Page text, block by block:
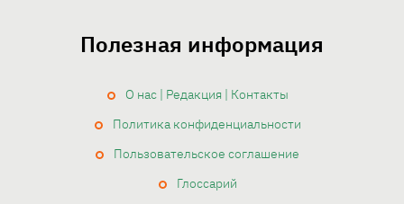
Полезная информация
О нас | Редакция | Контакты
Политика конфиденциальности
Пользовательское соглашение
Глоссарий